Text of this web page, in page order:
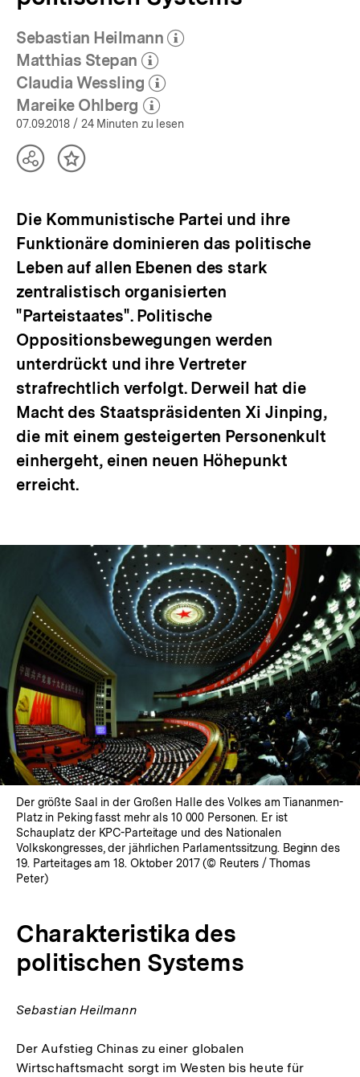
Sebastian Heilmann
(Mehr zum Autor)
Matthias Stepan
(Mehr zum Autor)
öffnen
Claudia Wessling
(Mehr zum Autor)
öffnen
Mareike Ohlberg
(Mehr zum Autor)
öffnen
07.09.2018 / 24 Minuten zu lesen
TeilenInhalt
Die Kommunistische Partei und ihre
Funktionäre dominieren das politische
Leben auf allen Ebenen des stark
zentralistisch organisierten
"Parteistaates". Politische
Oppositionsbewegungen werden
unterdrückt und ihre Vertreter
strafrechtlich verfolgt. Derweil hat die
Macht des Staatspräsidenten Xi Jinping,
die mit einem gesteigerten Personenkult
einhergeht, einen neuen Höhepunkt
erreicht.
In
Lightbox
öffnen
Der größte Saal in der Großen Halle des Volkes am Tiananmen-
Platz in Peking fasst mehr als 10 000 Personen. Er ist
Schauplatz der KPC-Parteitage und des Nationalen
Volkskongresses, der jährlichen Parlamentssitzung. Beginn des
19. Parteitages am 18. Oktober 2017 (© Reuters / Thomas
Peter)
Charakteristika des
politischen Systems
Sebastian Heilmann
Der Aufstieg Chinas zu einer globalen
Wirtschaftsmacht sorgt im Westen bis heute für